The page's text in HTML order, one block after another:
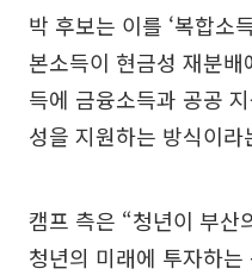
박 후보는 이를 ‘복합소
본소득이 현금성 재분
득에 금융소득과 공공
성을 지원하는 방식이라
캠프 측은 “청년이 부산
청년의 미래에 투자하